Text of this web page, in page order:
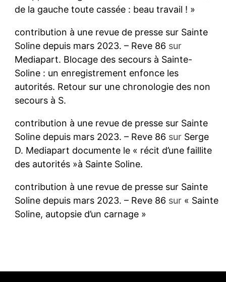
de la gauche toute cassée : beau travail ! »
contribution à une revue de presse sur Sainte
Soline depuis mars 2023. – Reve 86 sur
Mediapart. Blocage des secours à Sainte-
Soline : un enregistrement enfonce les
autorités. Retour sur une chronologie des non
secours à S.
contribution à une revue de presse sur Sainte
Soline depuis mars 2023. – Reve 86 sur Serge
D. Mediapart documente le « récit d’une faillite
des autorités »à Sainte Soline.
contribution à une revue de presse sur Sainte
Soline depuis mars 2023. – Reve 86 sur « Sainte
Soline, autopsie d’un carnage »